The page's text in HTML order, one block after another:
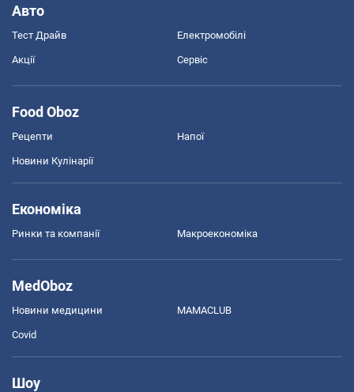
Авто
Тест Драйв Електромобілі
Акції Сервіс
Food Oboz
Рецепти Напої
Новини Кулінарії
Економіка
Ринки та компанії Макроекономіка
MedOboz
Новини медицини MAMACLUB
Covid
Шоу